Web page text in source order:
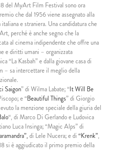
del MyArt Film Festival sono ora
che dal 1956 viene assegnato alla
e straniera. Una candidatura che
perché è anche segno che la
al cinema indipendente che offre una
e diritti umani – organizzata
“La Kasbah” e dalla giovane casa di
– sa intercettare il meglio della
Saigon” di Wilma Labate; “It Will Be
e “Beautiful Things” di Giorgio
la menzione speciale della giuria del
“, di Marco Di Gerlando e Ludovica
Luca Insinga; “Magic Alps” di
di Lele Nucera; e di “Krenk”,
si è aggiudicato il primo premio della